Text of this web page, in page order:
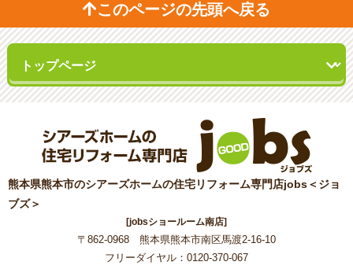
このページの先頭へ戻る
熊本県熊本市のシアーズホームの住宅リフォーム専門店jobs＜ジョ
ブズ＞
[jobsショールーム南店]
〒862-0968 熊本県熊本市南区馬渡2-16-10
フリーダイヤル：0120-370-067